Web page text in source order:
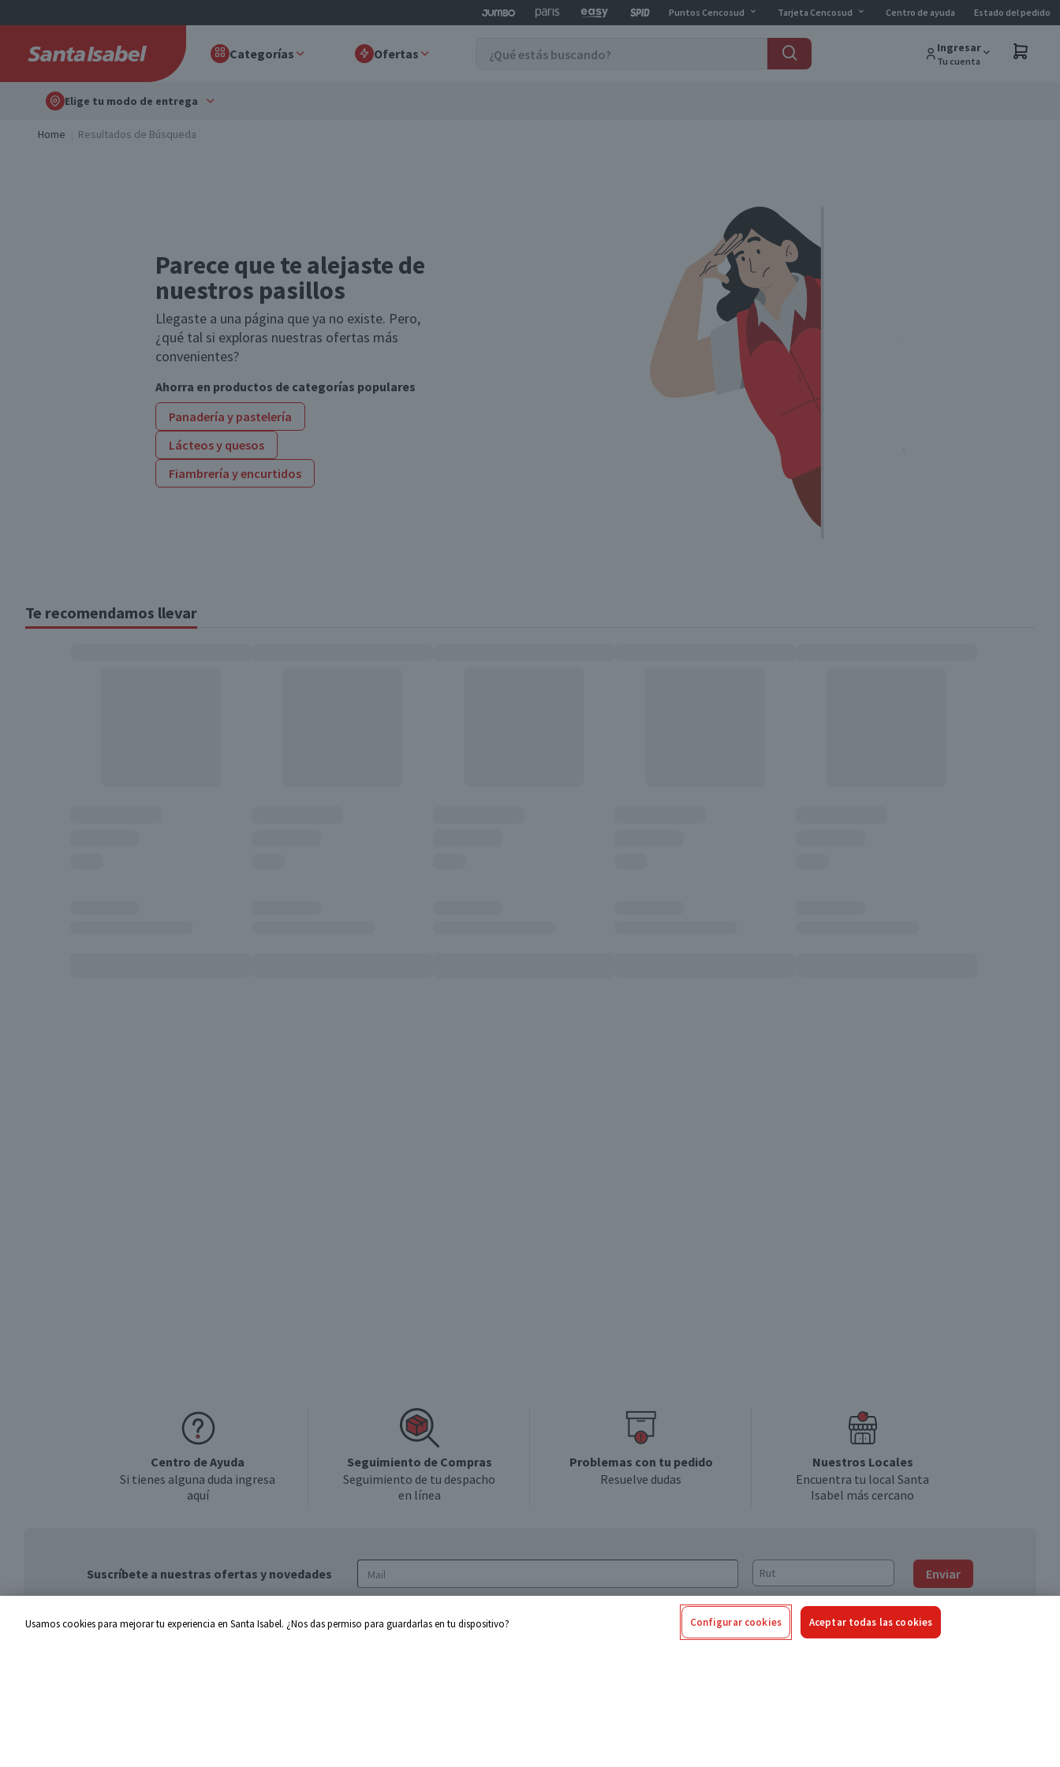
Puntos Cencosud Tarjeta Cencosud Centro de ayuda Estado del pedido
Categorías Ofertas Ingresar
Tu cuenta
Elige tu modo de entrega
Home Resultados de Búsqueda
Parece que te alejaste de
nuestros pasillos
Llegaste a una página que ya no existe. Pero,
¿qué tal si exploras nuestras ofertas más
convenientes?
Ahorra en productos de categorías populares
Panadería y pastelería
Lácteos y quesos
Fiambrería y encurtidos
Te recomendamos llevar
Centro de Ayuda
Si tienes alguna duda ingresa
aquí
Seguimiento de Compras
Seguimiento de tu despacho
en línea
Problemas con tu pedido
Resuelve dudas
Nuestros Locales
Encuentra tu local Santa
Isabel más cercano
Suscríbete a nuestras ofertas y novedades Enviar
de privacidad y de tratamiento de datos
Usamos cookies para mejorar tu experiencia en Santa Isabel. ¿Nos das permiso para guardarlas en tu dispositivo? Configurar cookies Aceptar todas las cookies